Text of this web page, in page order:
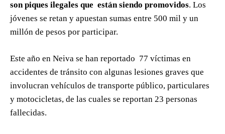
son piques ilegales que están siendo promovidos. Los
jóvenes se retan y apuestan sumas entre 500 mil y un
millón de pesos por participar.
Este año en Neiva se han reportado 77 víctimas en
accidentes de tránsito con algunas lesiones graves que
involucran vehículos de transporte público, particulares
y motocicletas, de las cuales se reportan 23 personas
fallecidas.